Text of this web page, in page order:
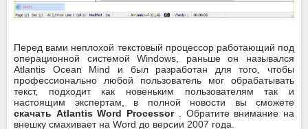
Перед вами неплохой текстовый процессор работающий под
операционной системой Windows, раньше он назывался
Atlantis Ocean Mind и был разработан для того, чтобы
профессионально любой пользователь мог обрабатывать
текст, подходит как новеньким пользователям так и
настоящим экспертам, в полной новости вы сможете
скачать Atlantis Word Processor. Обратите внимание на
внешку смахивает на Word до версии 2007 года.